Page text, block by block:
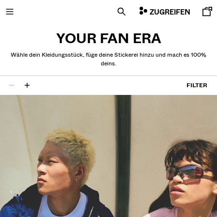
ZUGREIFEN
YOUR FAN ERA
Wähle dein Kleidungsstück, füge deine Stickerei hinzu und mach es 100%
deins.
26 Ergebnisse FILTER
NEUHEITEN
CURATED BY
COMBO WINS %
ANZEIGEN
SHIRTS UND POLOSHIRTS